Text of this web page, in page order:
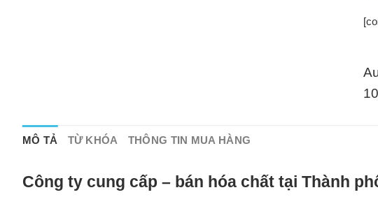
MÔ TẢ TỪ KHÓA THÔNG TIN MUA HÀNG
Công ty cung cấp – bán hóa chất tại Thành